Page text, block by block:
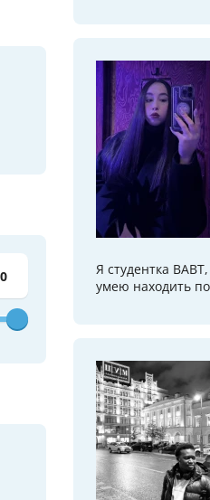
Я студентка
умею находить